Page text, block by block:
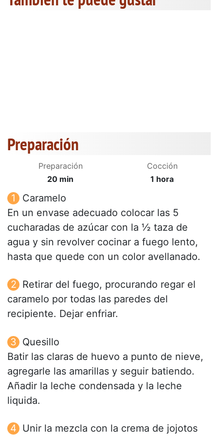
Preparación
Preparación
20 min
Cocción
1 hora
Caramelo
En un envase adecuado colocar las 5
cucharadas de azúcar con la ½ taza de
agua y sin revolver cocinar a fuego lento,
hasta que quede con un color avellanado.
Retirar del fuego, procurando regar el
caramelo por todas las paredes del
recipiente. Dejar enfriar.
Quesillo
Batir las claras de huevo a punto de nieve,
agregarle las amarillas y seguir batiendo.
Añadir la leche condensada y la leche
liquida.
Unir la mezcla con la crema de jojotos